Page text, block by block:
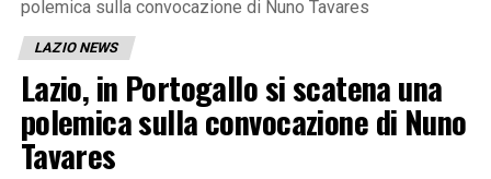
polemica sulla convocazione di Nuno Tavares
LAZIO NEWS
Lazio, in Portogallo si scatena una
polemica sulla convocazione di Nuno
Tavares